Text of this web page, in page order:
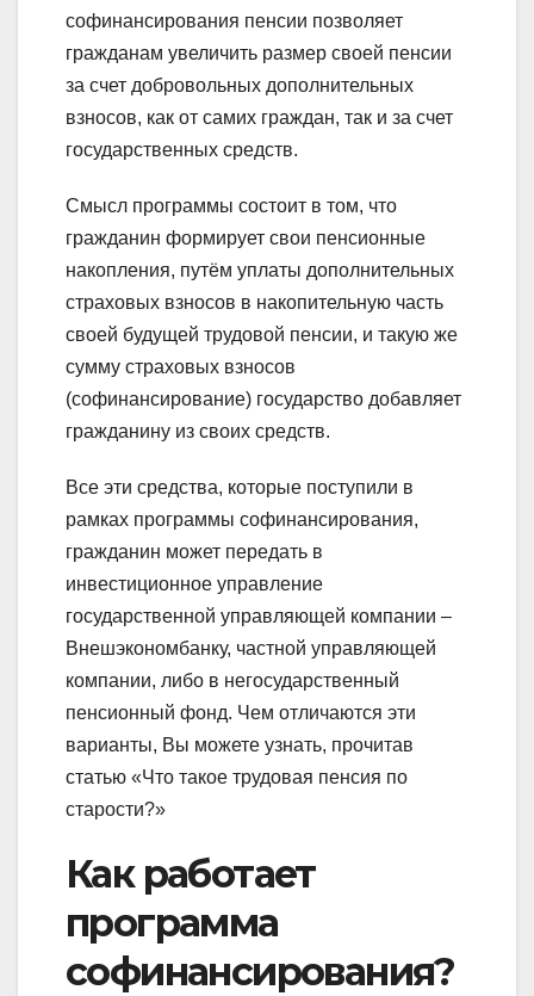
софинансирования пенсии позволяет
гражданам увеличить размер своей пенсии
за счет добровольных дополнительных
взносов, как от самих граждан, так и за счет
государственных средств.
Смысл программы состоит в том, что
гражданин формирует свои пенсионные
накопления, путём уплаты дополнительных
страховых взносов в накопительную часть
своей будущей трудовой пенсии, и такую же
сумму страховых взносов
(софинансирование) государство добавляет
гражданину из своих средств.
Все эти средства, которые поступили в
рамках программы софинансирования,
гражданин может передать в
инвестиционное управление
государственной управляющей компании –
Внешэкономбанку, частной управляющей
компании, либо в негосударственный
пенсионный фонд. Чем отличаются эти
варианты, Вы можете узнать, прочитав
статью «Что такое трудовая пенсия по
старости?»
Как работает
программа
софинансирования?